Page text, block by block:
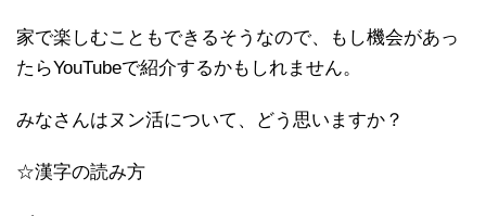
家で楽しむこともできるそうなので、もし機会があっ
たらYouTubeで紹介するかもしれません。
みなさんはヌン活について、どう思いますか？
☆漢字の読み方